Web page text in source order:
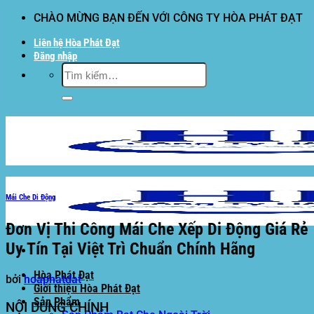
dung
CHÀO MỪNG BẠN ĐẾN VỚI CÔNG TY HÒA PHÁT ĐẠT
Liên hệ Hòa Phát Đạt
Đăng nhập
Tìm
kiếm:
Hòa Phát Đạt
Giới thiệu Hòa Phát Đạt
Sản Phẩm
Mái Che Di Động
Đơn Vị Thi Công Mái Che Xếp Di Động Giá Rẻ
Uy Tín Tại Việt Trì Chuẩn Chính Hãng
bởihoaphatdat
NỘI DUNG CHÍNH